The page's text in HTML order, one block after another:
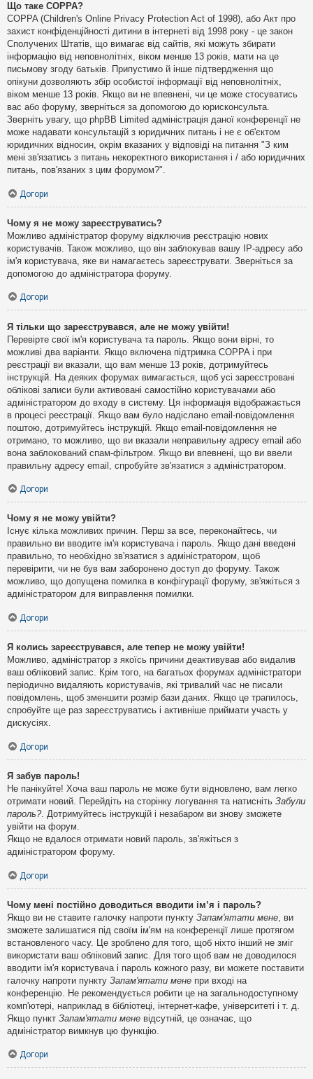
Що таке COPPA?
COPPA (Children's Online Privacy Protection Act of 1998), або Акт про
захист конфіденційності дитини в інтернеті від 1998 року - це закон
Сполучених Штатів, що вимагає від сайтів, які можуть збирати
інформацію від неповнолітніх, віком менше 13 років, мати на це
письмову згоду батьків. Припустимо й інше підтвердження що
опікуни дозволяють збір особистої інформації від неповнолітніх,
віком менше 13 років. Якщо ви не впевнені, чи це може стосуватись
вас або форуму, зверніться за допомогою до юрисконсульта.
Зверніть увагу, що phpBB Limited адміністрація даної конференції не
може надавати консультацій з юридичних питань і не є об'єктом
юридичних відносин, окрім вказаних у відповіді на питання "З ким
мені зв'язатись з питань некоректного використання і / або юридичних
питань, пов'язаних з цим форумом?".
Догори
Чому я не можу зареєструватись?
Можливо адміністратор форуму відключив реєстрацію нових
користувачів. Також можливо, що він заблокував вашу IP-адресу або
ім'я користувача, яке ви намагаєтесь зареєструвати. Зверніться за
допомогою до адміністратора форуму.
Догори
Я тільки що зареєструвався, але не можу увійти!
Перевірте свої ім'я користувача та пароль. Якщо вони вірні, то
можливі два варіанти. Якщо включена підтримка COPPA і при
реєстрації ви вказали, що вам менше 13 років, дотримуйтесь
інструкцій. На деяких форумах вимагається, щоб усі зареєстровані
облікові записи були активовані самостійно користувачами або
адміністратором до входу в систему. Ця інформація відображається
в процесі реєстрації. Якщо вам було надіслано email-повідомлення
поштою, дотримуйтесь інструкцій. Якщо email-повідомлення не
отримано, то можливо, що ви вказали неправильну адресу email або
вона заблокований спам-фільтром. Якщо ви впевнені, що ви ввели
правильну адресу email, спробуйте зв'язатися з адміністратором.
Догори
Чому я не можу увійти?
Існує кілька можливих причин. Перш за все, переконайтесь, чи
правильно ви вводите ім'я користувача і пароль. Якщо дані введені
правильно, то необхідно зв'язатися з адміністратором, щоб
перевірити, чи не був вам заборонено доступ до форуму. Також
можливо, що допущена помилка в конфігурації форуму, зв'яжіться з
адміністратором для виправлення помилки.
Догори
Я колись зареєструвався, але тепер не можу увійти!
Можливо, адміністратор з якоїсь причини деактивував або видалив
ваш обліковий запис. Крім того, на багатьох форумах адміністратори
періодично видаляють користувачів, які тривалий час не писали
повідомлень, щоб зменшити розмір бази даних. Якщо це трапилось,
спробуйте ще раз зареєструватись і активніше приймати участь у
дискусіях.
Догори
Я забув пароль!
Не панікуйте! Хоча ваш пароль не може бути відновлено, вам легко
отримати новий. Перейдіть на сторінку логування та натисніть Забули
пароль?. Дотримуйтесь інструкцій і незабаром ви знову зможете
увійти на форум.
Якщо не вдалося отримати новий пароль, зв'яжіться з
адміністратором форуму.
Догори
Чому мені постійно доводиться вводити ім’я і пароль?
Якщо ви не ставите галочку напроти пункту Запам'ятати мене , ви
зможете залишатися під своїм ім'ям на конференції лише протягом
встановленого часу. Це зроблено для того, щоб ніхто інший не зміг
використати ваш обліковий запис. Для того щоб вам не доводилося
вводити ім'я користувача і пароль кожного разу, ви можете поставити
галочку напроти пункту Запам'ятати мене при вході на
конференцію. Не рекомендується робити це на загальнодоступному
комп'ютері, наприклад в бібліотеці, інтернет-кафе, університеті і т. д.
Якщо пункт Запам'ятати мене відсутній, це означає, що
адміністратор вимкнув цю функцію.
Догори